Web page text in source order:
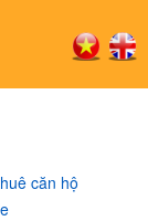
căn hộ